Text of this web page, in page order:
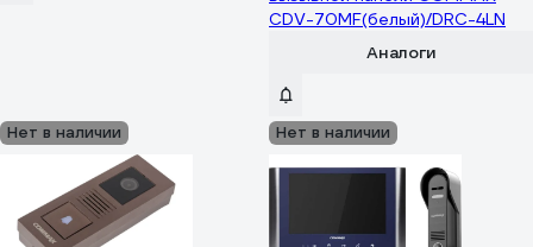
CDV-70MF(белый)/DRC-4LN
Аналоги
Нет в наличии Нет в наличии